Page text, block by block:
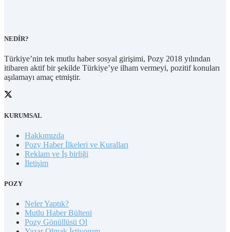
NEDİR?
Türkiye’nin tek mutlu haber sosyal girişimi, Pozy 2018 yılından
itibaren aktif bir şekilde Türkiye’ye ilham vermeyi, pozitif konuları
aşılamayı amaç etmiştir.
KURUMSAL
Hakkımızda
Pozy Haber İlkeleri ve Kuralları
Reklam ve İş birliği
İletişim
POZY
Neler Yaptık?
Mutlu Haber Bülteni
Pozy Gönüllüsü Ol